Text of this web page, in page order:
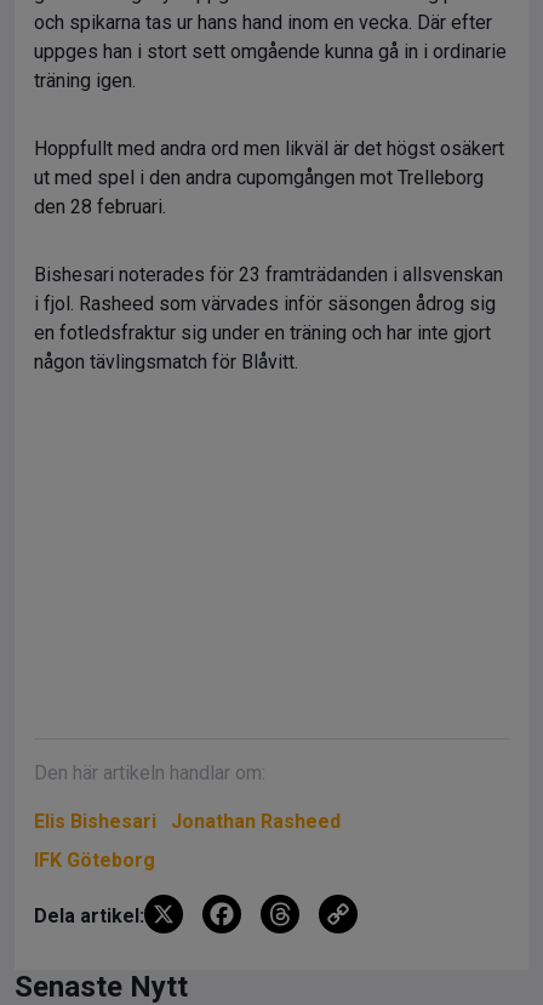
och spikarna tas ur hans hand inom en vecka. Där efter
uppges han i stort sett omgående kunna gå in i ordinarie
träning igen.
Hoppfullt med andra ord men likväl är det högst osäkert
ut med spel i den andra cupomgången mot Trelleborg
den 28 februari.
Bishesari noterades för 23 framträdanden i allsvenskan
i fjol. Rasheed som värvades inför säsongen ådrog sig
en fotledsfraktur sig under en träning och har inte gjort
någon tävlingsmatch för Blåvitt.
Den här artikeln handlar om:
Elis Bishesari
Jonathan Rasheed
IFK Göteborg
Dela artikel: X
F
T
Senaste Nytt